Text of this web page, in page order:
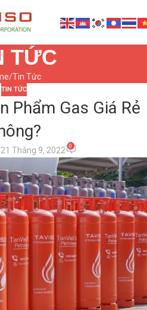
TỨC
Tin Tức
TIN TỨC
Phẩm Gas Giá Rẻ
21 Tháng 9, 2022 0